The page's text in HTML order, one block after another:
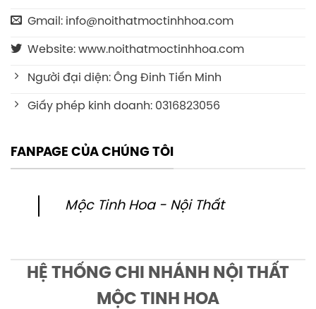
Gmail: info@noithatmoctinhhoa.com
Website: www.noithatmoctinhhoa.com
Người đại diện: Ông Đinh Tiến Minh
Giấy phép kinh doanh: 0316823056
FANPAGE CỦA CHÚNG TÔI
Mộc Tinh Hoa - Nội Thất
HỆ THỐNG CHI NHÁNH NỘI THẤT
MỘC TINH HOA